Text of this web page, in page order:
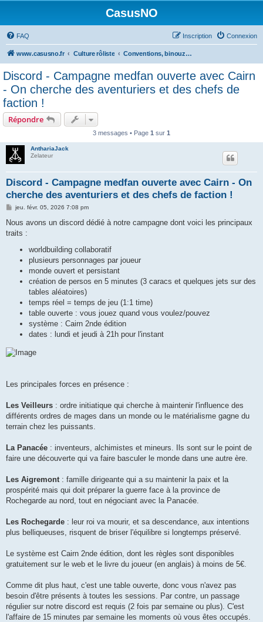
CasusNO
FAQ Connexion
Inscription
www.casusno.fr Culture rôliste Conventions, binouzes et recherche de joueurs
Discord - Campagne medfan ouverte avec Cairn
- On cherche des aventuriers et des chefs de
faction !
Répondre
3 messages • Page 1 sur 1
AnthariaJack
Zelateur
Discord - Campagne medfan ouverte avec Cairn - On
cherche des aventuriers et des chefs de faction !
M
s
a
jeu. févr. 05, 2026 7:08 pm
Nous avons un discord dédié à notre campagne dont voici les principaux
traits :
worldbuilding collaboratif
plusieurs personnages par joueur
monde ouvert et persistant
création de persos en 5 minutes (3 caracs et quelques jets sur des
tables aléatoires)
temps réel = temps de jeu (1:1 time)
table ouverte : vous jouez quand vous voulez/pouvez
système : Cairn 2nde édition
dates : lundi et jeudi à 21h pour l'instant
Les principales forces en présence :
Les Veilleurs : ordre initiatique qui cherche à maintenir l'influence des
différents ordres de mages dans un monde ou le matérialisme gagne du
terrain chez les puissants.
La Panacée : inventeurs, alchimistes et mineurs. Ils sont sur le point de
faire une découverte qui va faire basculer le monde dans une autre ère.
Les Aigremont : famille dirigeante qui a su maintenir la paix et la
prospérité mais qui doit préparer la guerre face à la province de
Rochegarde au nord, tout en négociant avec la Panacée.
Les Rochegarde : leur roi va mourir, et sa descendance, aux intentions
plus belliqueuses, risquent de briser l'équilibre si longtemps préservé.
Le système est Cairn 2nde édition, dont les règles sont disponibles
gratuitement sur le web et le livre du joueur (en anglais) à moins de 5€.
Comme dit plus haut, c'est une table ouverte, donc vous n'avez pas
besoin d'être présents à toutes les sessions. Par contre, un passage
régulier sur notre discord est requis (2 fois par semaine ou plus). C'est
l'affaire de 15 minutes par semaine les moments où vous êtes occupés.